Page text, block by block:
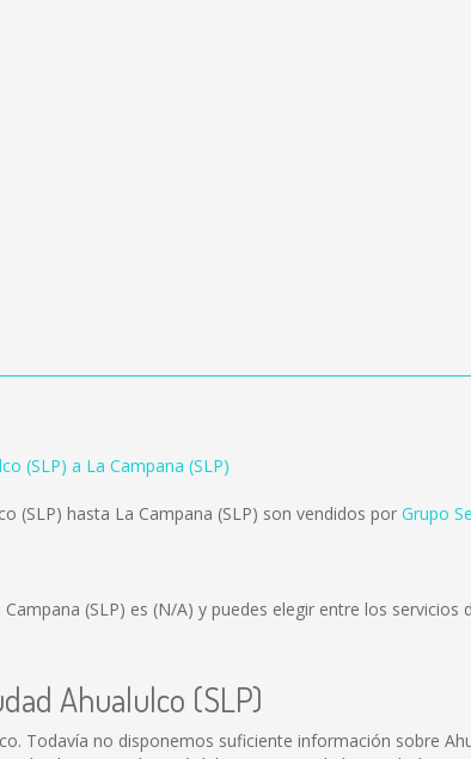
(SLP) a La Campana (SLP)
(SLP) hasta La Campana (SLP) son vendidos por Grupo
(SLP) es (N/A) y puedes elegir entre los servicios
Ahualulco (SLP)
Todavía no disponemos suficiente información sobre